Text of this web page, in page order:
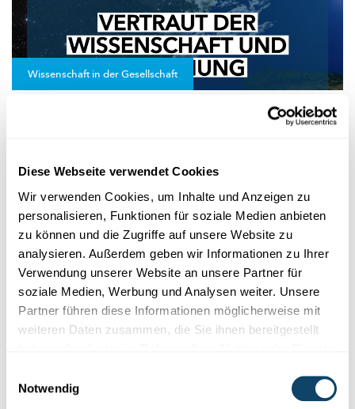
Diese Webseite verwendet Cookies
Wir verwenden Cookies, um Inhalte und Anzeigen zu
personalisieren, Funktionen für soziale Medien anbieten
zu können und die Zugriffe auf unsere Website zu
analysieren. Außerdem geben wir Informationen zu Ihrer
Verwendung unserer Website an unsere Partner für
soziale Medien, Werbung und Analysen weiter. Unsere
Partner führen diese Informationen möglicherweise mit
weiteren Daten zusammen, die Sie ihnen bereitgestellt
Notwendig
Wissenschaft in der Gesellschaft
Wie bewerten die Luxemburger die Rolle der Wissenschaft in
derCovid-Pandemie?Wie hoch ist das Interesse an der
FNR